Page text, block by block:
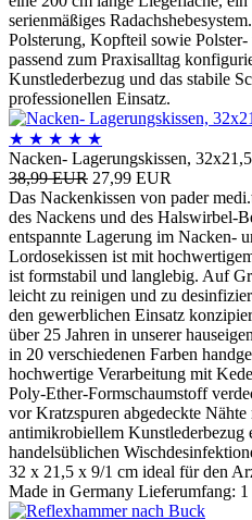
serienmäßiges
Polsterung, Kopfteil sowie Polster-
passend zum Praxisalltag
Kunstlederbezug und das stabile
professionellen Einsatz.
★ ★ ★ ★ ★
Nacken- Lagerungskissen,
38,99 EUR 27,99 EUR
Das Nackenkissen von pader
des Nackens und des Halswirbel-
entspannte Lagerung im Nacken-
Lordosekissen ist mit
ist formstabil und langlebig. Auf
leicht zu reinigen und zu
den gewerblichen Einsatz
über 25 Jahren in unserer
in 20 verschiedenen Farben
hochwertige Verarbeitung mit
Poly-Ether-Formschaumstoff
vor Kratzspuren abgedeckte
antimikrobiellem Kunstlederbezug
handelsüblichen
32 x 21,5 x 9/1 cm ideal für den
Made in Germany Lieferumfang: